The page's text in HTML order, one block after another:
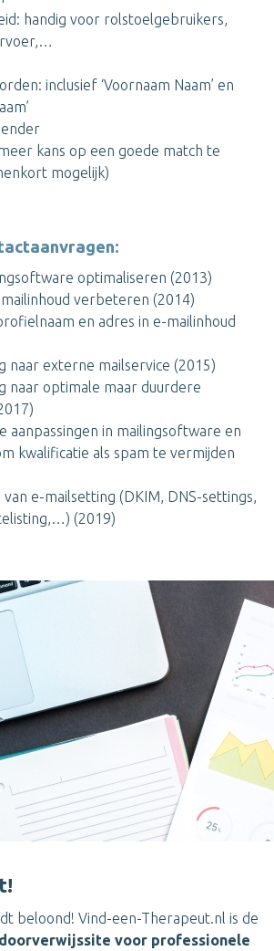
handig voor rolstoelgebruikers,
inclusief ‘Voornaam Naam’ en
kans op een goede match te
mogelijk)
optimaliseren (2013)
verbeteren (2014)
en adres in e-mailinhoud
naar externe mailservice (2015)
naar optimale maar duurdere
aanpassingen in mailingsoftware en
kwalificatie als spam te vermijden
van e-mailsetting (DKIM, DNS-settings,
(2019)
beloond! Vind-een-Therapeut.nl is de
voor professionele